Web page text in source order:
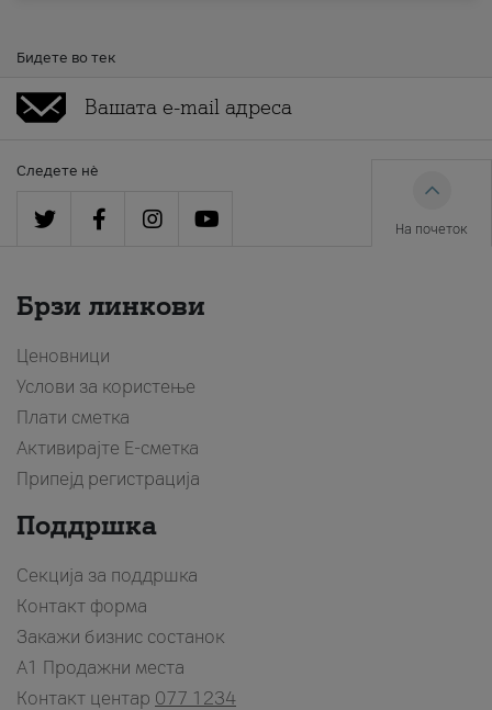
Бидете во тек
Следете нè
На почеток
Брзи линкови
Ценовници
Услови за користење
Плати сметка
Активирајте Е-сметка
Припејд регистрација
Поддршка
Секција за поддршка
Контакт форма
Закажи бизнис состанок
A1 Продажни места
Контакт центар 077 1234